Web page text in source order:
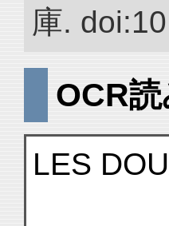
庫.
OCR
LES